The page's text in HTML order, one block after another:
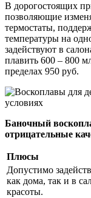
В дорогостоящих
позволяющие
термостаты,
температуры на
задействуют в
плавить 600 – 800
пределах 950 руб.
Баночный
отрицательные
Плюсы
Допустимо
как дома, так и в
красоты.